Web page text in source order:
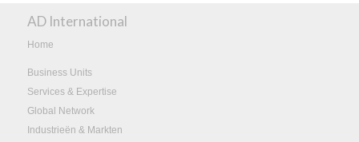
AD International
Home
Business Units
Services & Expertise
Global Network
Industrieën & Markten